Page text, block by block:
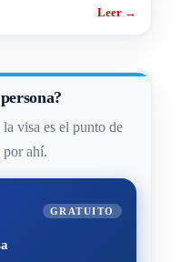
Leer →
visa es el punto de
por ahí.
GRATUITO